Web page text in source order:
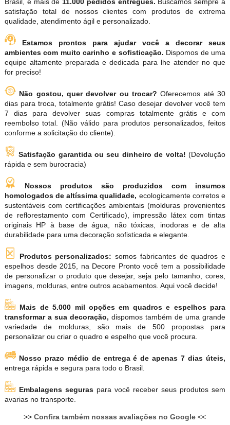
Brasil, e mais de11.000 pedidos entregues. Buscamos sempre a
satisfação total de nossos clientes com produtos de extrema
qualidade, atendimento ágil e personalizado.
Estamos prontos para ajudar você a decorar seus
ambientes com muito carinho e sofisticação. Dispomos de uma
equipe altamente preparada e dedicada para lhe atender no que
for preciso!
Não gostou, quer devolver ou trocar?Oferecemos até 30
dias para troca, totalmente grátis! Caso desejar devolver você tem
7 dias para devolver suas compras totalmente grátis e com
reembolso total. (Não válido para produtos personalizados, feitos
conforme a solicitação do cliente).
Satisfação garantida ou seu dinheiro de volta!(Devolução
rápida e sem burocracia)
Nossos produtos são produzidos com insumos
homologados de altíssima qualidade, ecologicamente corretos e
sustentáveis com certificações ambientais (molduras provenientes
de reflorestamento com Certificado), impressão látex com tintas
originais HP à base de água, não tóxicas, inodoras e de alta
durabilidade para uma decoração sofisticada e elegante.
Produtos personalizados: somos fabricantes de quadros e
espelhos desde 2015, na Decore Pronto você tem a possibilidade
de personalizar o produto que desejar, seja pelo tamanho, cores,
imagens, molduras, entre outros acabamentos. Aqui você decide!
Mais de 5.000 mil opções em quadros e espelhos para
transformar a sua decoração, dispomos também de uma grande
variedade de molduras, são mais de 500 propostas para
personalizar ou criar o quadro e espelho que você procura.
Nosso prazo médio de entrega é de apenas 7 dias úteis,
entrega rápida e segura para todo o Brasil.
Embalagens seguras para você receber seus produtos sem
avarias no transporte.
>>Confira também nossas avaliações no Google <<